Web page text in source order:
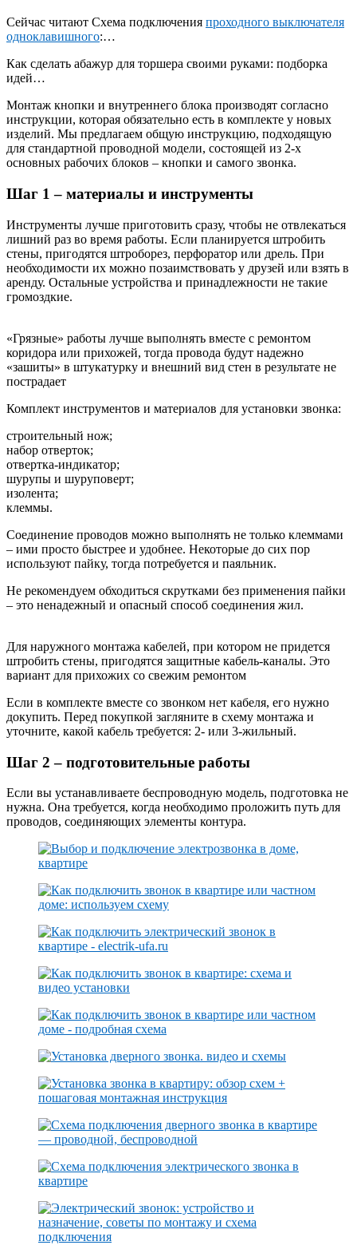
Сейчас читают Схема подключения проходного выключателя
одноклавишного:…
Как сделать абажур для торшера своими руками: подборка
идей…
Монтаж кнопки и внутреннего блока производят согласно
инструкции, которая обязательно есть в комплекте у новых
изделий. Мы предлагаем общую инструкцию, подходящую
для стандартной проводной модели, состоящей из 2-х
основных рабочих блоков – кнопки и самого звонка.
Шаг 1 – материалы и инструменты
Инструменты лучше приготовить сразу, чтобы не отвлекаться
лишний раз во время работы. Если планируется штробить
стены, пригодятся штроборез, перфоратор или дрель. При
необходимости их можно позаимствовать у друзей или взять в
аренду. Остальные устройства и принадлежности не такие
громоздкие.
«Грязные» работы лучше выполнять вместе с ремонтом
коридора или прихожей, тогда провода будут надежно
«зашиты» в штукатурку и внешний вид стен в результате не
пострадает
Комплект инструментов и материалов для установки звонка:
строительный нож;
набор отверток;
отвертка-индикатор;
шурупы и шуруповерт;
изолента;
клеммы.
Соединение проводов можно выполнять не только клеммами
– ими просто быстрее и удобнее. Некоторые до сих пор
используют пайку, тогда потребуется и паяльник.
Не рекомендуем обходиться скрутками без применения пайки
– это ненадежный и опасный способ соединения жил.
Для наружного монтажа кабелей, при котором не придется
штробить стены, пригодятся защитные кабель-каналы. Это
вариант для прихожих со свежим ремонтом
Если в комплекте вместе со звонком нет кабеля, его нужно
докупить. Перед покупкой загляните в схему монтажа и
уточните, какой кабель требуется: 2- или 3-жильный.
Шаг 2 – подготовительные работы
Если вы устанавливаете беспроводную модель, подготовка не
нужна. Она требуется, когда необходимо проложить путь для
проводов, соединяющих элементы контура.